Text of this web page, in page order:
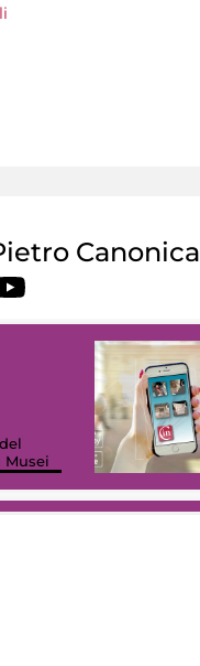
Canonica
Musei